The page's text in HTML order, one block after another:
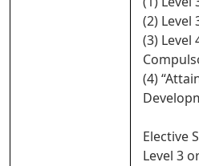
(2) Level
(3) Level
(4)
Elective
Level 3